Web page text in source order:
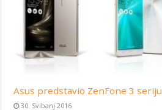
Asus predstavio ZenFone 3 seriju
30. Svibanj 2016